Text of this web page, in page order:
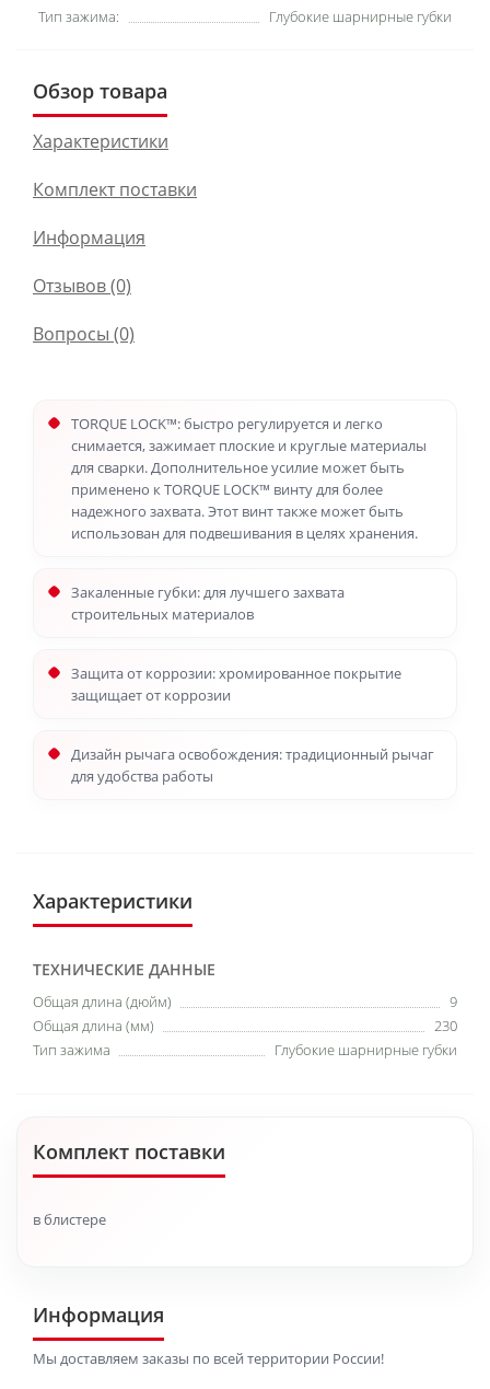
Тип зажима:
Глубокие шарнирные губки
Обзор товара
Характеристики
Комплект поставки
Информация
Отзывов (0)
Вопросы (0)
TORQUE LOCK™: быстро регулируется и легко
снимается, зажимает плоские и круглые материалы
для сварки. Дополнительное усилие может быть
применено к TORQUE LOCK™ винту для более
надежного захвата. Этот винт также может быть
использован для подвешивания в целях хранения.
Закаленные губки: для лучшего захвата
строительных материалов
Защита от коррозии: хромированное покрытие
защищает от коррозии
Дизайн рычага освобождения: традиционный рычаг
для удобства работы
Характеристики
ТЕХНИЧЕСКИЕ ДАННЫЕ
Общая длина (дюйм)
9
Общая длина (мм)
230
Тип зажима
Глубокие шарнирные губки
Комплект поставки
в блистере
Информация
Мы доставляем заказы по всей территории России!